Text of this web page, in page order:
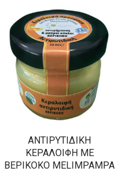
ΑΝΤΙΡΥΤΙΔΙΚΉ
ΚΕΡΑΛΟΙΦΉ ΜΕ
ΒΕΡΊΚΟΚΟ MELIMPAMPA